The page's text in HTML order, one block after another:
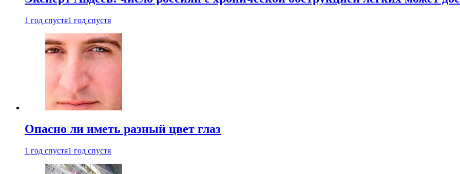
1 год спустя1 год спустя
Опасно ли иметь разный цвет глаз
1 год спустя1 год спустя